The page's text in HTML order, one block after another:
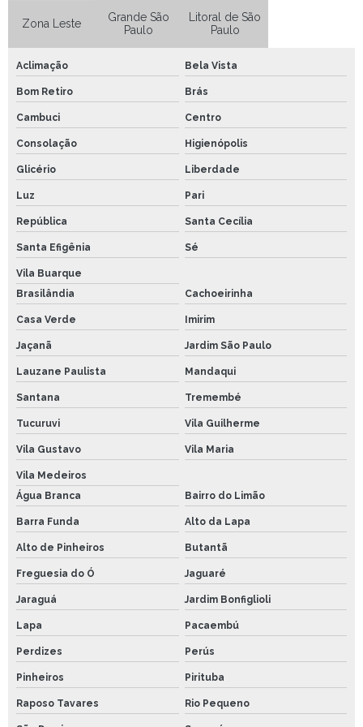
óleo para transmissão de empilhadeira
Zona Leste
Grande São
Paulo
Litoral de São
Paulo
Aclimação Bela Vista
Bom Retiro Brás
Cambuci Centro
Consolação Higienópolis
Glicério Liberdade
Luz Pari
República Santa Cecília
Santa Efigênia Sé
Vila Buarque
Brasilândia
Cachoeirinha
Casa Verde Imirim
Jaçanã Jardim São Paulo
Lauzane Paulista Mandaqui
Santana Tremembé
Tucuruvi Vila Guilherme
Vila Gustavo Vila Maria
Vila Medeiros
Água Branca
Bairro do Limão
Barra Funda Alto da Lapa
Alto de Pinheiros Butantã
Freguesia do Ó Jaguaré
Jaraguá Jardim Bonfiglioli
Lapa Pacaembú
Perdizes Perús
Pinheiros Pirituba
Raposo Tavares Rio Pequeno